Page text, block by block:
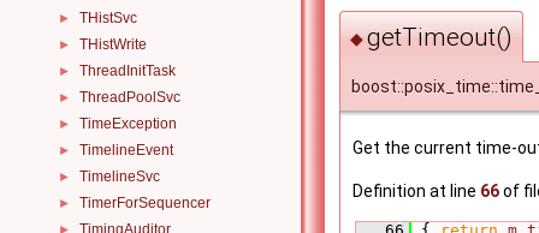
► THistSvc
► THistWrite
► ThreadInitTask
► ThreadPoolSvc
► TimeException
► TimelineEvent
► TimelineSvc
► TimerForSequencer
TimingAuditor
◆getTimeout()
Get the current time-
Definition at line 66of